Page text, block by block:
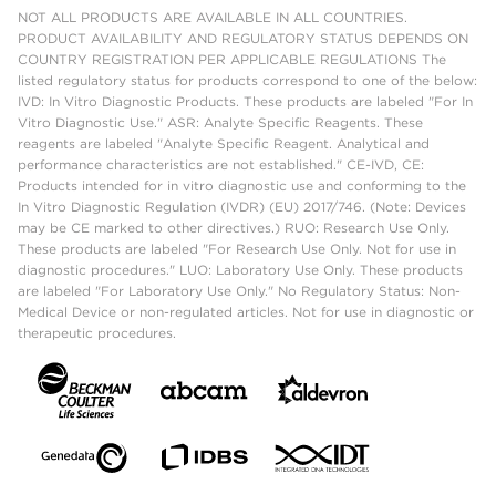
NOT ALL PRODUCTS ARE AVAILABLE IN ALL COUNTRIES.
PRODUCT AVAILABILITY AND REGULATORY STATUS DEPENDS ON
COUNTRY REGISTRATION PER APPLICABLE REGULATIONS The
listed regulatory status for products correspond to one of the below:
IVD: In Vitro Diagnostic Products. These products are labeled "For In
Vitro Diagnostic Use." ASR: Analyte Specific Reagents. These
reagents are labeled "Analyte Specific Reagent. Analytical and
performance characteristics are not established." CE-IVD, CE:
Products intended for in vitro diagnostic use and conforming to the
In Vitro Diagnostic Regulation (IVDR) (EU) 2017/746. (Note: Devices
may be CE marked to other directives.) RUO: Research Use Only.
These products are labeled "For Research Use Only. Not for use in
diagnostic procedures." LUO: Laboratory Use Only. These products
are labeled "For Laboratory Use Only." No Regulatory Status: Non-
Medical Device or non-regulated articles. Not for use in diagnostic or
therapeutic procedures.